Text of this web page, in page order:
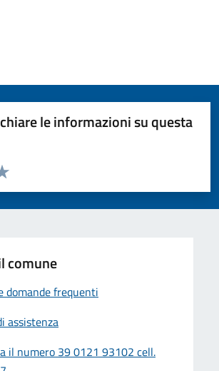
le informazioni su questa
pagina
5 stelle su 5
4 stelle su 5
su 5
su 5
5
comune
domande frequenti
assistenza
il numero 39 0121 93102 cell.